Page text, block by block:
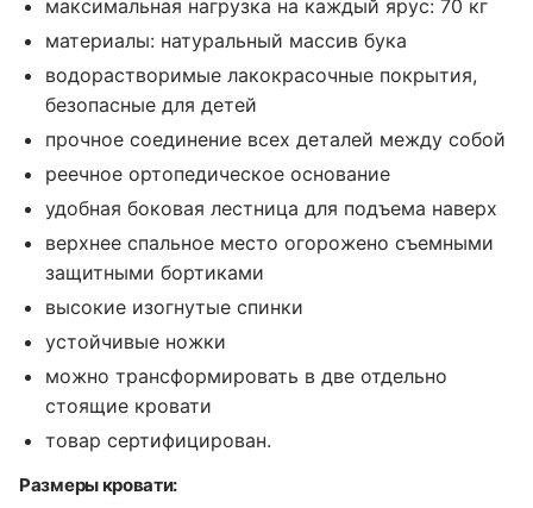
максимальная нагрузка на каждый ярус: 70 кг
материалы: натуральный массив бука
водорастворимые лакокрасочные покрытия,
безопасные для детей
прочное соединение всех деталей между собой
реечное ортопедическое основание
удобная боковая лестница для подъема наверх
верхнее спальное место огорожено съемными
защитными бортиками
высокие изогнутые спинки
устойчивые ножки
можно трансформировать в две отдельно
стоящие кровати
товар сертифицирован.
Размеры кровати: